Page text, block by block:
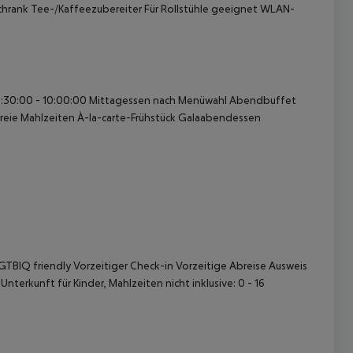
Tee-/Kaffeezubereiter Für Rollstühle geeignet WLAN-
- 10:00:00 Mittagessen nach Menüwahl Abendbuffet
Mahlzeiten À-la-carte-Frühstück Galaabendessen
friendlyVorzeitiger Check-in Vorzeitige Abreise Ausweis
für Kinder, Mahlzeiten nicht inklusive: 0 - 16